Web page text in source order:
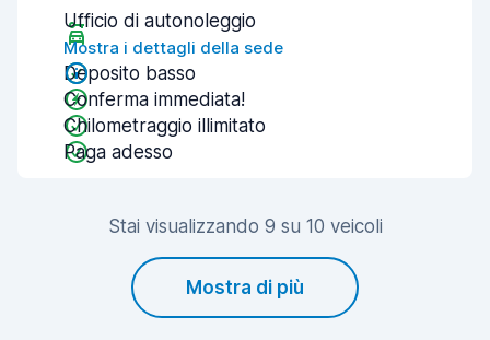
Ufficio di autonoleggio
Mostra i dettagli della sede
Deposito basso
Conferma immediata!
Chilometraggio illimitato
Paga adesso
Stai visualizzando 9 su 10 veicoli
Mostra di più